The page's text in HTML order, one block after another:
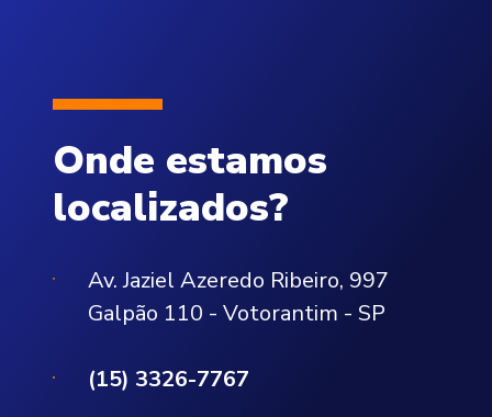
Onde estamos
localizados?
Av. Jaziel Azeredo Ribeiro, 997
Galpão 110 - Votorantim - SP
(15) 3326-7767